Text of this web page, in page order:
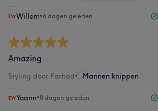
Willem•6 dagen geleden
Amazing
Styling door Farhad• Mannen knippen
Yoann•8 dagen geleden